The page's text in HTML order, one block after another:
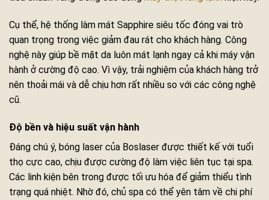
Cụ thể, hệ thống làm mát Sapphire siêu tốc đóng vai trò
quan trọng trong việc giảm đau rát cho khách hàng. Công
nghệ này giúp bề mặt da luôn mát lạnh ngay cả khi máy vận
hành ở cường độ cao. Vì vậy, trải nghiệm của khách hàng trở
nên thoải mái và dễ chịu hơn rất nhiều so với các công nghệ
cũ.
Độ bền và hiệu suất vận hành
Đáng chú ý, bóng laser của Boslaser được thiết kế với tuổi
thọ cực cao, chịu được cường độ làm việc liên tục tại spa.
Các linh kiện bên trong được tối ưu hóa để giảm thiểu tình
trạng quá nhiệt. Nhờ đó, chủ spa có thể yên tâm về chi phí